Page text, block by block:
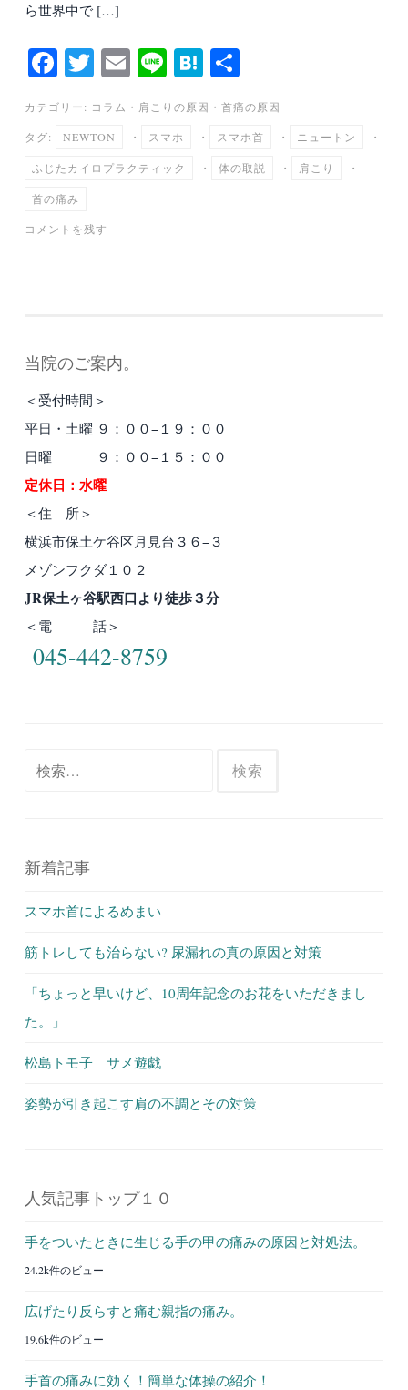
ら世界中で […]
Fa
ce
bo
ok
T
tte
r
E
m
ail
Li
ne
H
at
en
a
有
カテゴリー: コラム ・ 肩こりの原因 ・ 首痛の原因
タグ: NEWTON ・ スマホ ・ スマホ首 ・ ニュートン ・
ふじたカイロプラクティック ・ 体の取説 ・ 肩こり ・
首の痛み
コメントを残す
当院のご案内。
＜受付時間＞
平日・土曜 ９：００−１９：００
日曜 ９：００−１５：００
定休日：水曜
＜住 所＞
横浜市保土ケ谷区月見台３６−３
メゾンフクダ１０２
JR保土ヶ谷駅西口より徒歩３分
＜電 話＞
045-442-8759
新着記事
スマホ首によるめまい
筋トレしても治らない? 尿漏れの真の原因と対策
「ちょっと早いけど、10周年記念のお花をいただきまし
た。」
松島トモ子 サメ遊戯
姿勢が引き起こす肩の不調とその対策
人気記事トップ１０
手をついたときに生じる手の甲の痛みの原因と対処法。
24.2k件のビュー
広げたり反らすと痛む親指の痛み。
19.6k件のビュー
手首の痛みに効く！簡単な体操の紹介！